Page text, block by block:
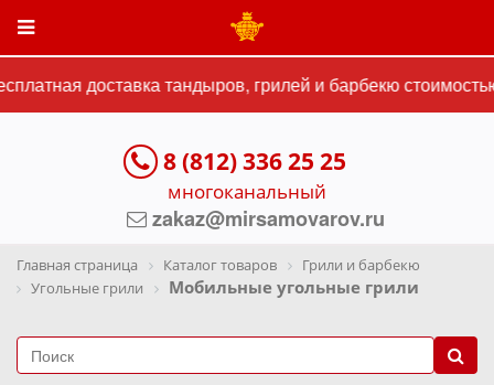
доставка тандыров, грилей и барбекю
8 (812) 336 25 25
многоканальный
zakaz@mirsamovarov.ru
Главная страница Каталог товаров
Грили и барбекю
Угольные грили
Мобильные угольные грили